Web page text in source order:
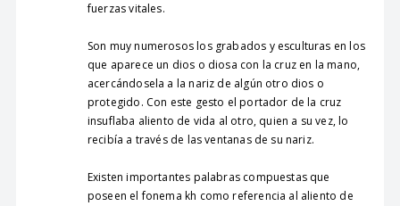
fuerzas vitales.
Son muy numerosos los grabados y esculturas en los
que aparece un dios o diosa con la cruz en la mano,
acercándosela a la nariz de algún otro dios o
protegido. Con este gesto el portador de la cruz
insuflaba aliento de vida al otro, quien a su vez, lo
recibía a través de las ventanas de su nariz.
Existen importantes palabras compuestas que
poseen el fonema kh como referencia al aliento de